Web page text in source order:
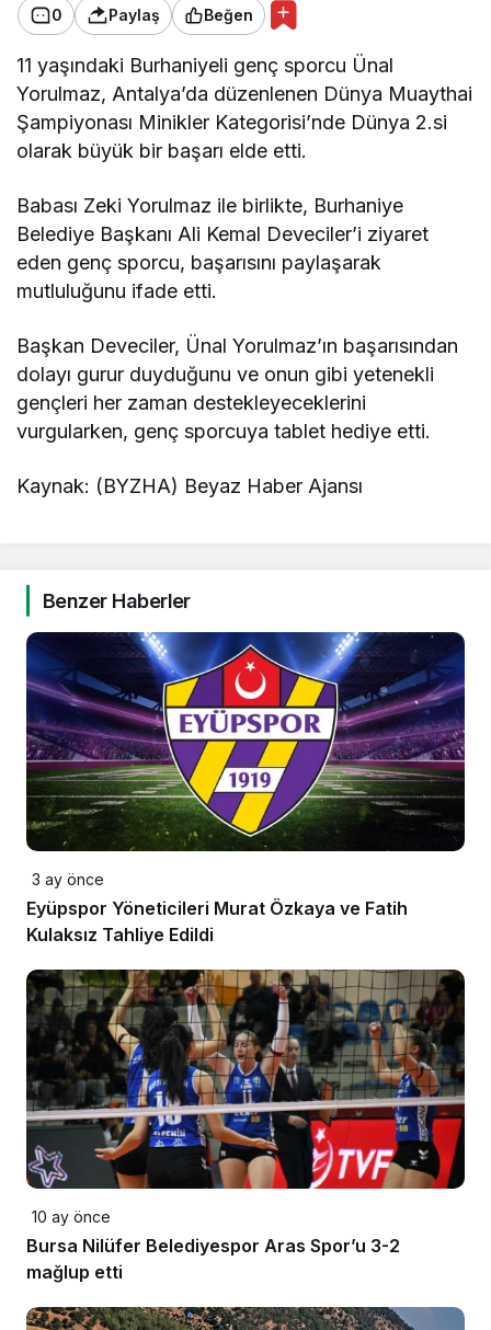
0 Paylaş Beğen
11 yaşındaki Burhaniyeli genç sporcu Ünal
Yorulmaz, Antalya’da düzenlenen Dünya Muaythai
Şampiyonası Minikler Kategorisi’nde Dünya 2.si
olarak büyük bir başarı elde etti.
Babası Zeki Yorulmaz ile birlikte, Burhaniye
Belediye Başkanı Ali Kemal Deveciler’i ziyaret
eden genç sporcu, başarısını paylaşarak
mutluluğunu ifade etti.
Başkan Deveciler, Ünal Yorulmaz’ın başarısından
dolayı gurur duyduğunu ve onun gibi yetenekli
gençleri her zaman destekleyeceklerini
vurgularken, genç sporcuya tablet hediye etti.
Kaynak: (BYZHA) Beyaz Haber Ajansı
Benzer Haberler
3 ay önce
Eyüpspor Yöneticileri Murat Özkaya ve Fatih
Kulaksız Tahliye Edildi
10 ay önce
Bursa Nilüfer Belediyespor Aras Spor’u 3-2
mağlup etti